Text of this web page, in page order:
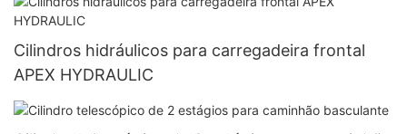
Cilindros hidráulicos para carregadeira frontal
APEX HYDRAULIC